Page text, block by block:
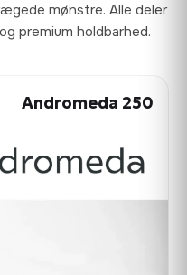
mønstre. Alle deler
premium holdbarhed.
Andromeda 250